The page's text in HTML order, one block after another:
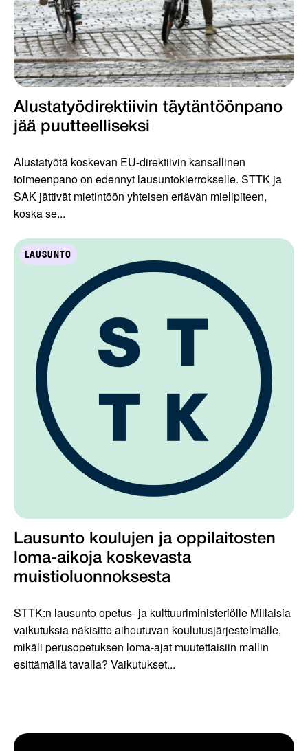
Alustatyödirektiivin täytäntöönpano
jää puutteelliseksi
Alustatyötä koskevan EU-direktiivin kansallinen
toimeenpano on edennyt lausuntokierrokselle. STTK ja
SAK jättivät mietintöön yhteisen eriävän mielipiteen,
koska se...
LAUSUNTO
Lausunto koulujen ja oppilaitosten
loma-aikoja koskevasta
muistioluonnoksesta
STTK:n lausunto opetus- ja kulttuuriministeriölle Millaisia
vaikutuksia näkisitte aiheutuvan koulutusjärjestelmälle,
mikäli perusopetuksen loma-ajat muutettaisiin mallin
esittämällä tavalla? Vaikutukset...